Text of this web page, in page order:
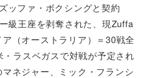
ッファ・ボクシングと契約
級王座を剥奪された、現Zuffa
（オーストラリア）＝30戦全
ラスベガスで対戦が予定され
ネジャー、ミック・フランシ